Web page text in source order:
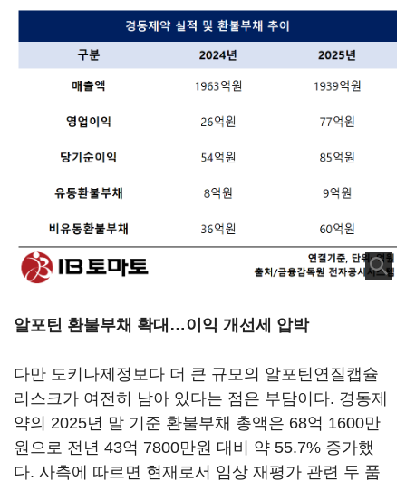
알포틴 환불부채 확대…이익 개선세 압박
다만 도키나제정보다 더 큰 규모의 알포틴연질캡슐
리스크가 여전히 남아 있다는 점은 부담이다. 경동제
약의 2025년 말 기준 환불부채 총액은 68억 1600만
원으로 전년 43억 7800만원 대비 약 55.7% 증가했
다. 사측에 따르면 현재로서 임상 재평가 관련 두 품